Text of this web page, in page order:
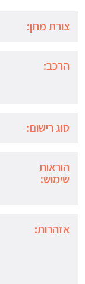
צורת מתן:
הרכב:
סוג רישום:
הוראות
שימוש:
אזהרות: